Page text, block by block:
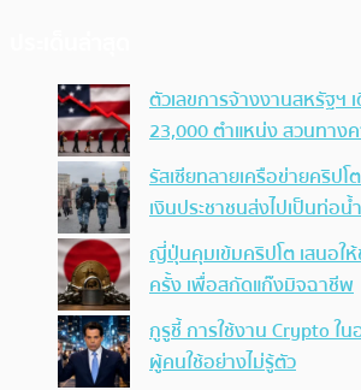
ตัวเลขการจ้างงานสหรัฐ
23,000 ตำแหน่ง สวนทาง
รัสเซียทลายเครือข่ายคริป
เงินประชาชนส่งไปเป็นท่อน้
ญี่ปุ่นคุมเข้มคริปโต เสนอใ
ครั้ง เพื่อสกัดแก๊งมิจฉาชีพ
กูรูชี้ การใช้งาน Crypto ใ
ผู้คนใช้อย่างไม่รู้ตัว